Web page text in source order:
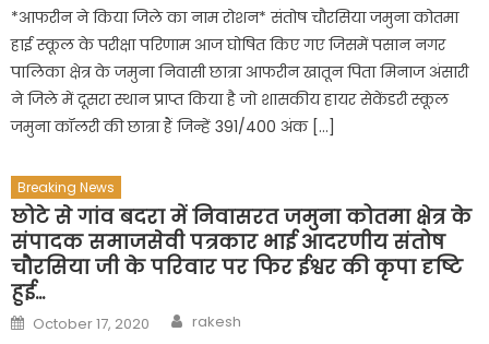
*आफरीन ने किया जिले का नाम रोशन* संतोष चौरसिया जमुना कोतमा
हाई स्कूल के परीक्षा परिणाम आज घोषित किए गए जिसमें पसान नगर
पालिका क्षेत्र के जमुना निवासी छात्रा आफरीन खातून पिता मिनाज अंसारी
ने जिले में दूसरा स्थान प्राप्त किया है जो शासकीय हायर सेकेंडरी स्कूल
जमुना कॉलरी की छात्रा हैं जिन्हें 391/400 अंक […]
Breaking News
छोटे से गांव बदरा में निवासरत जमुना कोतमा क्षेत्र के
संपादक समाजसेवी पत्रकार भाई आदरणीय संतोष
चौरसिया जी के परिवार पर फिर ईश्वर की कृपा दृष्टि
हुई…
Posted
on
October 17, 2020 Author
rakesh